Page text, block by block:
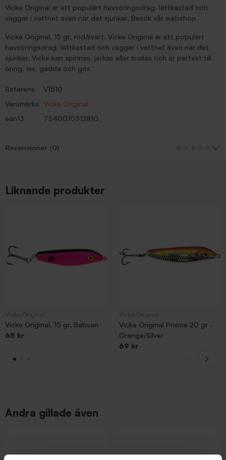
Vicke Original är ett populärt havsöringsdrag, lättkastad och
vaggar i vattnet även när det sjunker. Besök vår webshop.
Vicke Original, 15 gr, röd/svart. Vicke Original är ett populärt
havsöringsdrag, lättkastad och vaggar i vattnet även när det
sjunker. Vicke kan spinnas, jerkas eller trollas och är perfekt till
öring, lax, gädda och gös.
Referens
V1510
Varumärke Vicke Original
ean13
7340010312810
Recensioner (0)
Liknande produkter
Vicke Original, 15 gr, Babsan
65 kr
Vicke Original Prisma 20 gr -
Orange/Silver
69 kr
Andra gillade även